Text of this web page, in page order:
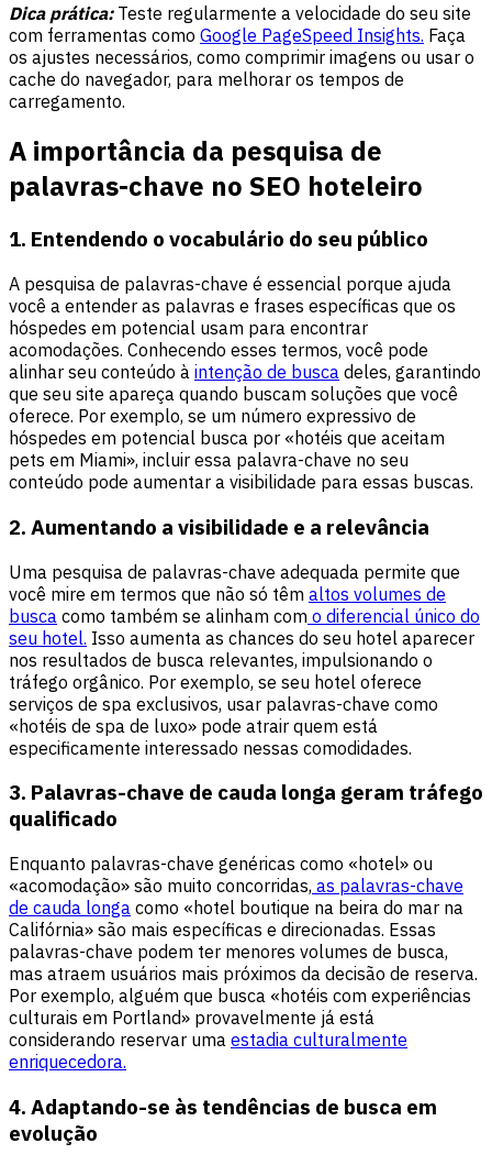
Dica prática:Teste regularmente a velocidade do seu site
com ferramentas como Google PageSpeed Insights. Faça
os ajustes necessários, como comprimir imagens ou usar o
cache do navegador, para melhorar os tempos de
carregamento.
A importância da pesquisa de
palavras-chave no SEO hoteleiro
1. Entendendo o vocabulário do seu público
A pesquisa de palavras-chave é essencial porque ajuda
você a entender as palavras e frases específicas que os
hóspedes em potencial usam para encontrar
acomodações. Conhecendo esses termos, você pode
alinhar seu conteúdo à intenção de busca deles, garantindo
que seu site apareça quando buscam soluções que você
oferece. Por exemplo, se um número expressivo de
hóspedes em potencial busca por «hotéis que aceitam
pets em Miami», incluir essa palavra-chave no seu
conteúdo pode aumentar a visibilidade para essas buscas.
2. Aumentando a visibilidade e a relevância
Uma pesquisa de palavras-chave adequada permite que
você mire em termos que não só têm altos volumes de
busca como também se alinham com o diferencial único do
seu hotel. Isso aumenta as chances do seu hotel aparecer
nos resultados de busca relevantes, impulsionando o
tráfego orgânico. Por exemplo, se seu hotel oferece
serviços de spa exclusivos, usar palavras-chave como
«hotéis de spa de luxo» pode atrair quem está
especificamente interessado nessas comodidades.
3. Palavras-chave de cauda longa geram tráfego
qualificado
Enquanto palavras-chave genéricas como «hotel» ou
«acomodação» são muito concorridas, as palavras-chave
de cauda longa como «hotel boutique na beira do mar na
Califórnia» são mais específicas e direcionadas. Essas
palavras-chave podem ter menores volumes de busca,
mas atraem usuários mais próximos da decisão de reserva.
Por exemplo, alguém que busca «hotéis com experiências
culturais em Portland» provavelmente já está
considerando reservar uma estadia culturalmente
enriquecedora.
4. Adaptando-se às tendências de busca em
evolução